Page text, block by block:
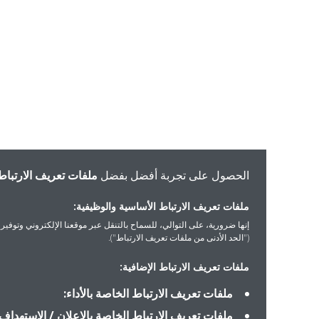
الحصول على تجربة أفضل بفضلملفات تعريف الارتباط
ملفات تعريف الارتباط الأساسية والوظيفية:
إنها ضرورية، على التوالي، للسماح بالتنقل عبر موقعنا الإلكتروني وتوفير الخدمات
("الحد الأدنى من ملفات تعريف الارتباط").
ملفات تعريف الارتباط الإضافية:
ملفات تعريف الارتباط الخاصة بالأداء:
ملفات تعريف الارتباط الخاصة بالإعلان / الاستهداف: